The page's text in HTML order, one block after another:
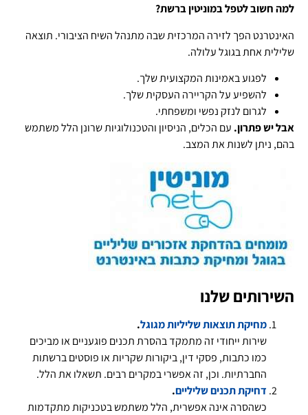
למה חשוב לטפל במוניטין ברשת?
האינטרנט הפך לזירה המרכזית שבה מתנהל השיח הציבורי. תוצאה
שלילית אחת בגוגל עלולה.
לפגוע באמינות המקצועית שלך.
להשפיע על הקריירה העסקית שלך.
לגרום לנזק נפשי ומשפחתי.
אבל יש פתרון. עם הכלים, הניסיון והטכנולוגיות שרונן הלל משתמש
בהם, ניתן לשנות את המצב.
השירותים שלנו
מחיקת תוצאות שליליות מגוגל.
שירות ייחודי זה מתמקד בהסרת תכנים פוגעניים או מביכים
כמו כתבות, פסקי דין, ביקורות שקריות או פוסטים ברשתות
החברתיות. וכן, זה אפשרי במקרים רבים. תשאלו את הלל.
דחיקת תכנים שליליים.
כשהסרה אינה אפשרית, הלל משתמש בטכניקות מתקדמות